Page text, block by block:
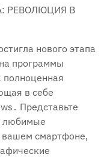
РЕВОЛЮЦИЯ В
нового этапа
программы
полноценная
в себе
Представьте
любимые
смартфоне,